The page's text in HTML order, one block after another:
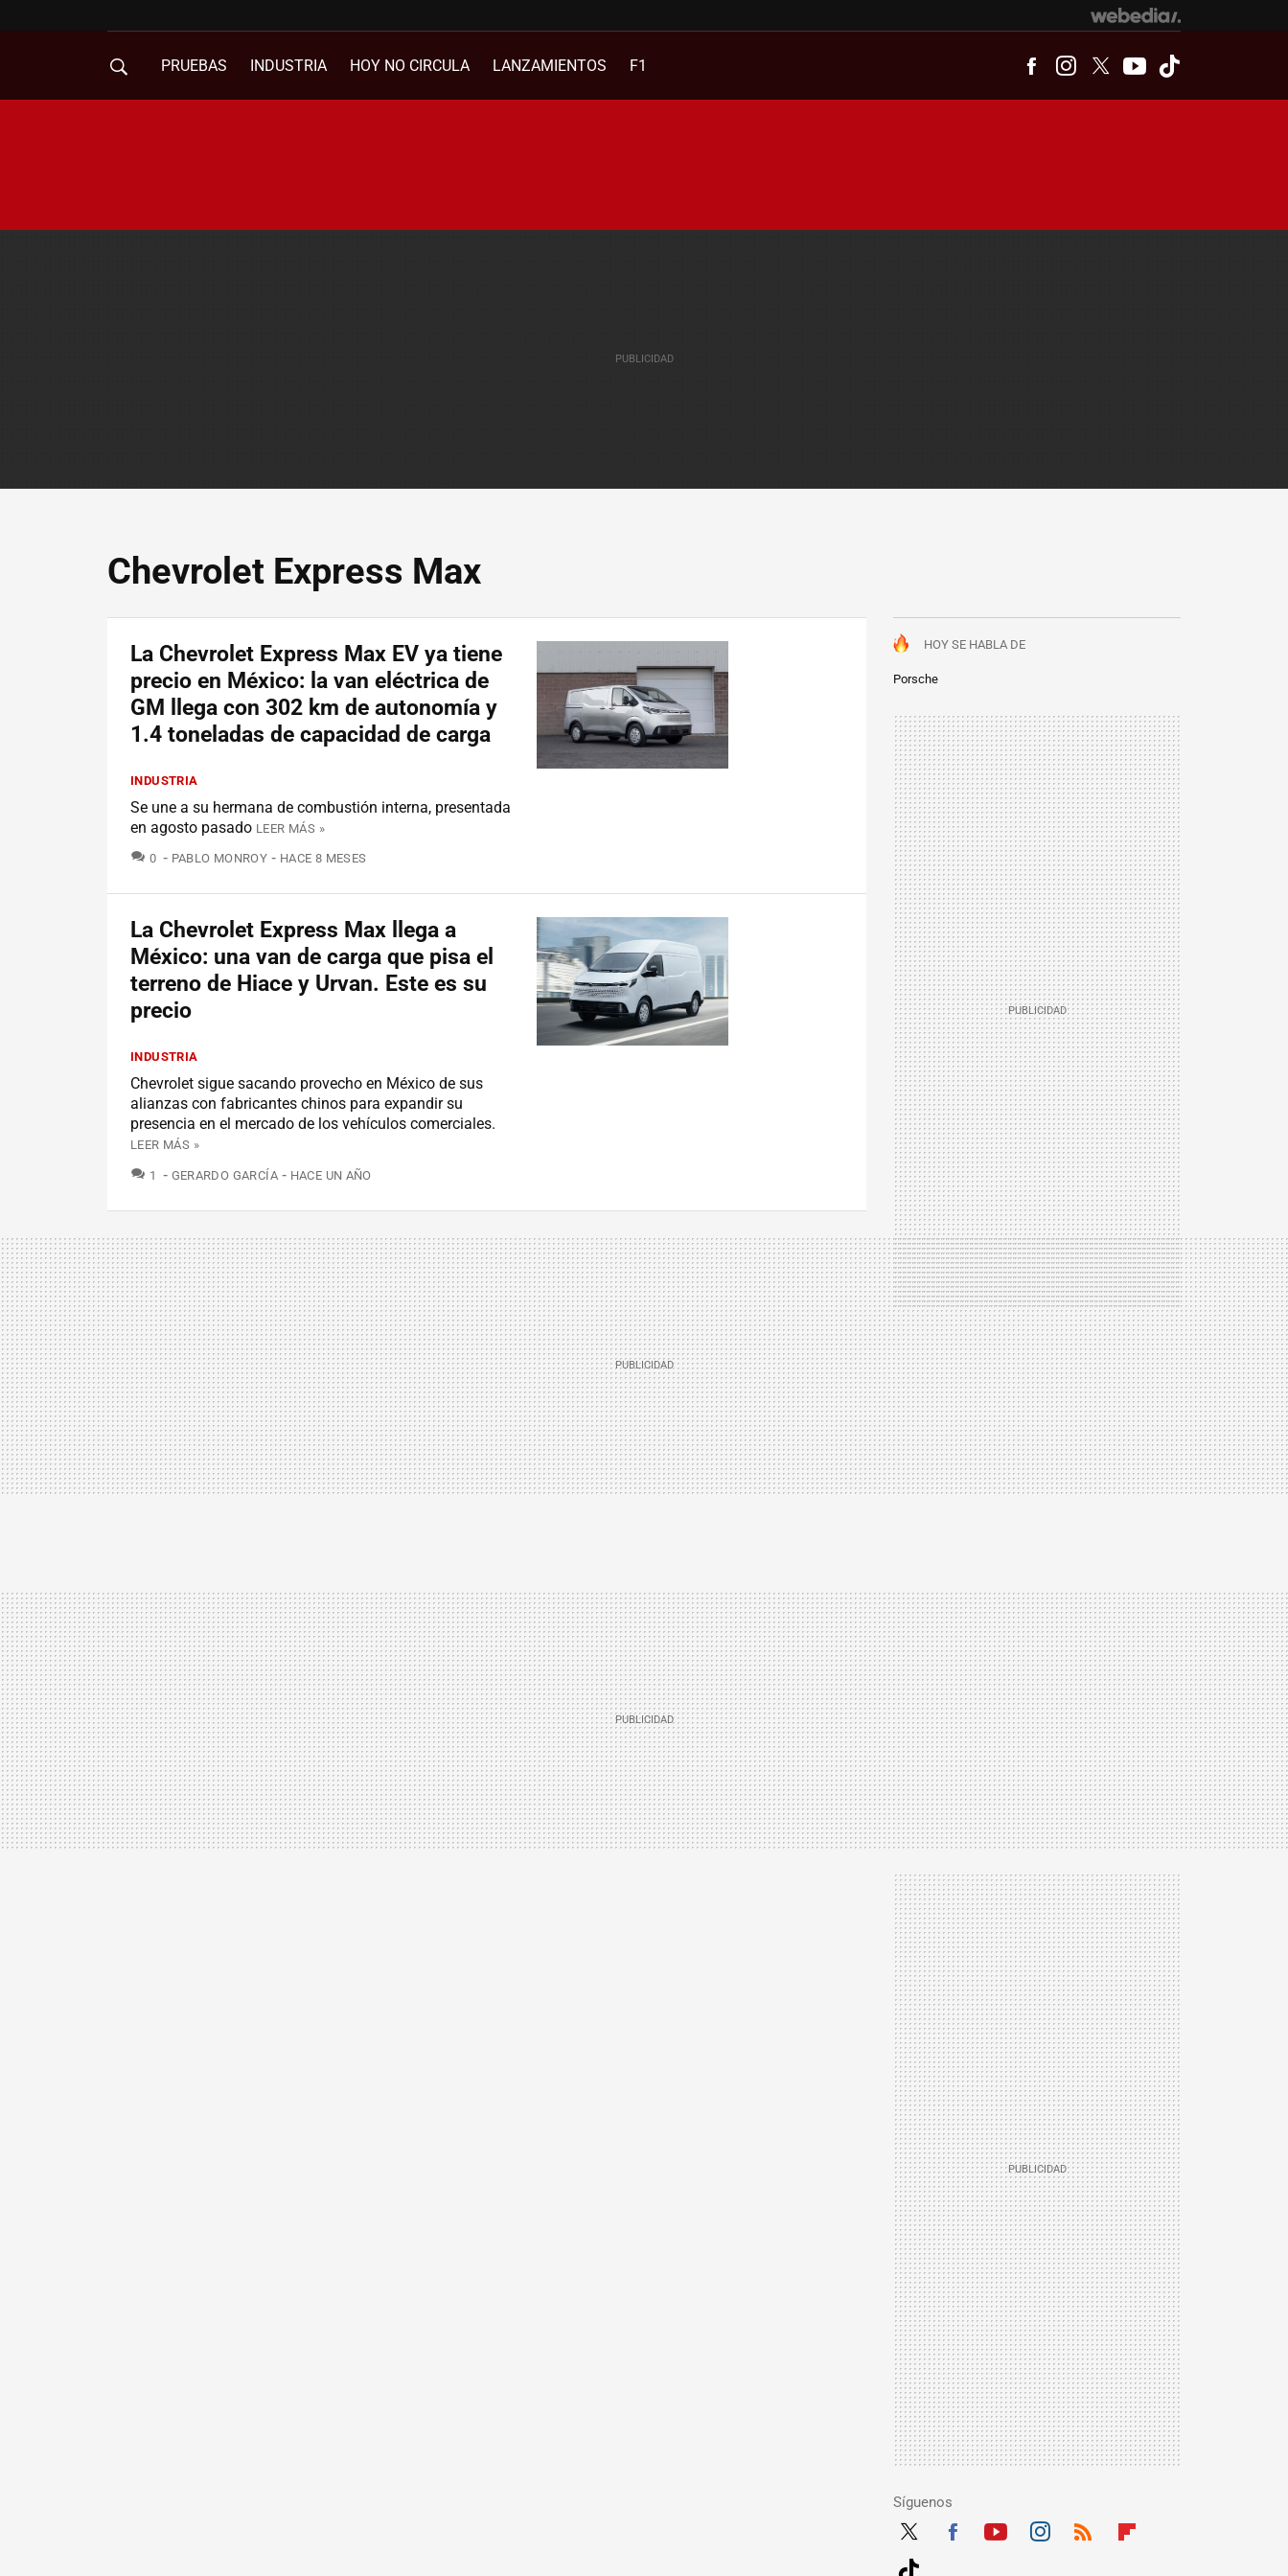
PRUEBAS INDUSTRIA HOY NO CIRCULA LANZAMIENTOS F1 FacebookInstagram
Twitter Youtube
Chevrolet Express Max
HOY SE HABLA DE
Porsche
La Chevrolet Express Max EV ya tiene
precio en México: la van eléctrica de
GM llega con 302 km de autonomía y
1.4 toneladas de capacidad de carga
INDUSTRIA
Se une a su hermana de combustión interna, presentada
en agosto pasado LEER MÁS »
0 COMENTARIOS
PABLO MONROY HACE 8 MESES
La Chevrolet Express Max llega a
México: una van de carga que pisa el
terreno de Hiace y Urvan. Este es su
precio
INDUSTRIA
Chevrolet sigue sacando provecho en México de sus
alianzas con fabricantes chinos para expandir su
presencia en el mercado de los vehículos comerciales.
LEER MÁS »
1 COMENTARIOS
GERARDO GARCÍA HACE UN AÑO
Síguenos
Twit